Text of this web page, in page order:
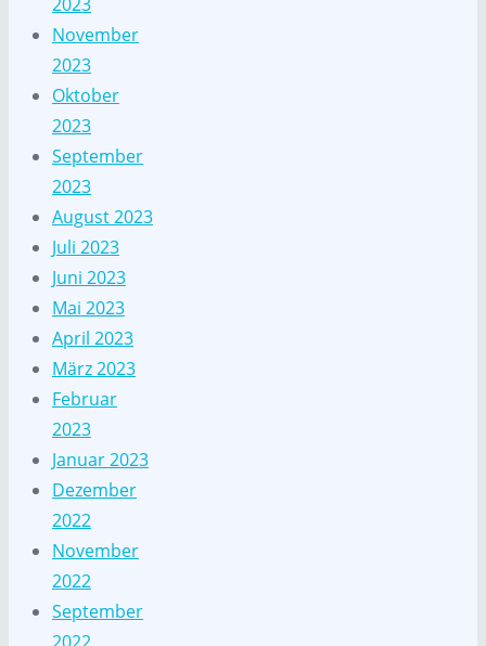
November
2023
Oktober
2023
September
2023
August 2023
Juli 2023
Juni 2023
Mai 2023
April 2023
März 2023
Februar
2023
Januar 2023
Dezember
2022
November
2022
September
2022